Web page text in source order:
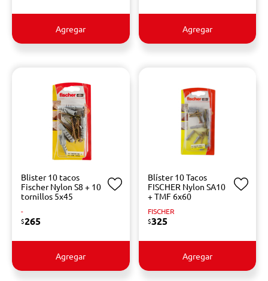
Agregar Agregar
Blister 10 tacos
Fischer Nylon S8 + 10
tornillos 5x45
-
$265
Agregar
Blíster 10 Tacos
FISCHER Nylon SA10
+ TMF 6x60
FISCHER
$325
Agregar